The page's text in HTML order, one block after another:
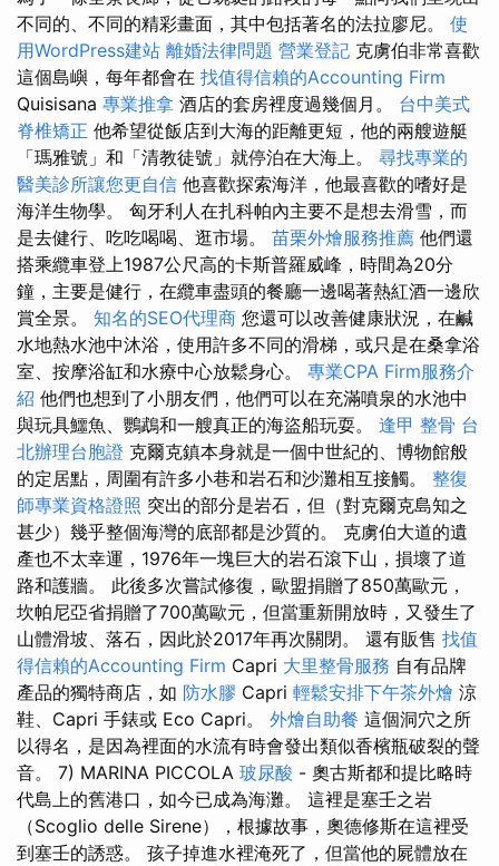
不同的、不同的精彩畫面，其中包括著名的法拉廖尼。 使
用WordPress建站 離婚法律問題 營業登記 克虜伯非常喜歡
這個島嶼，每年都會在 找值得信賴的Accounting Firm
Quisisana 專業推拿 酒店的套房裡度過幾個月。 台中美式
脊椎矯正 他希望從飯店到大海的距離更短，他的兩艘遊艇
「瑪雅號」和「清教徒號」就停泊在大海上。 尋找專業的
醫美診所讓您更自信 他喜歡探索海洋，他最喜歡的嗜好是
海洋生物學。 匈牙利人在扎科帕內主要不是想去滑雪，而
是去健行、吃吃喝喝、逛市場。 苗栗外燴服務推薦 他們還
搭乘纜車登上1987公尺高的卡斯普羅威峰，時間為20分
鐘，主要是健行，在纜車盡頭的餐廳一邊喝著熱紅酒一邊欣
賞全景。 知名的SEO代理商 您還可以改善健康狀況，在鹹
水地熱水池中沐浴，使用許多不同的滑梯，或只是在桑拿浴
室、按摩浴缸和水療中心放鬆身心。 專業CPA Firm服務介
紹 他們也想到了小朋友們，他們可以在充滿噴泉的水池中
與玩具鱷魚、鸚鵡和一艘真正的海盜船玩耍。 逢甲 整骨 台
北辦理台胞證 克爾克鎮本身就是一個中世紀的、博物館般
的定居點，周圍有許多小巷和岩石和沙灘相互接觸。 整復
師專業資格證照 突出的部分是岩石，但（對克爾克島知之
甚少）幾乎整個海灣的底部都是沙質的。 克虜伯大道的遺
產也不太幸運，1976年一塊巨大的岩石滾下山，損壞了道
路和護牆。 此後多次嘗試修復，歐盟捐贈了850萬歐元，
坎帕尼亞省捐贈了700萬歐元，但當重新開放時，又發生了
山體滑坡、落石，因此於2017年再次關閉。 還有販售 找值
得信賴的Accounting Firm Capri 大里整骨服務 自有品牌
產品的獨特商店，如 防水膠 Capri 輕鬆安排下午茶外燴 涼
鞋、Capri 手錶或 Eco Capri。 外燴自助餐 這個洞穴之所
以得名，是因為裡面的水流有時會發出類似香檳瓶破裂的聲
音。 7) MARINA PICCOLA 玻尿酸 - 奧古斯都和提比略時
代島上的舊港口，如今已成為海灘。 這裡是塞壬之岩
（Scoglio delle Sirene），根據故事，奧德修斯在這裡受
到塞壬的誘惑。 孩子掉進水裡淹死了，但當他的屍體放在